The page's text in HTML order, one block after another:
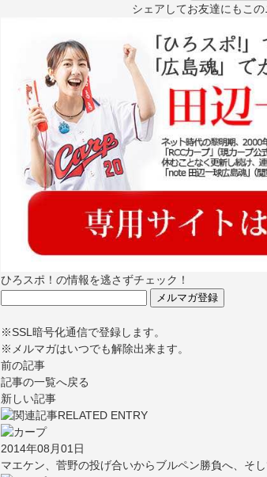
シェアしてお友達にもこの
ひろスポ！の情報を逃さずチェック！
※SSL暗号化通信で登録します。
※メルマガはいつでも解除出来ます。
前の記事
記事の一覧へ戻る
新しい記事
2014年08月01日
マエケン、菅野の投げ合いからブルペン勝負へ、そ